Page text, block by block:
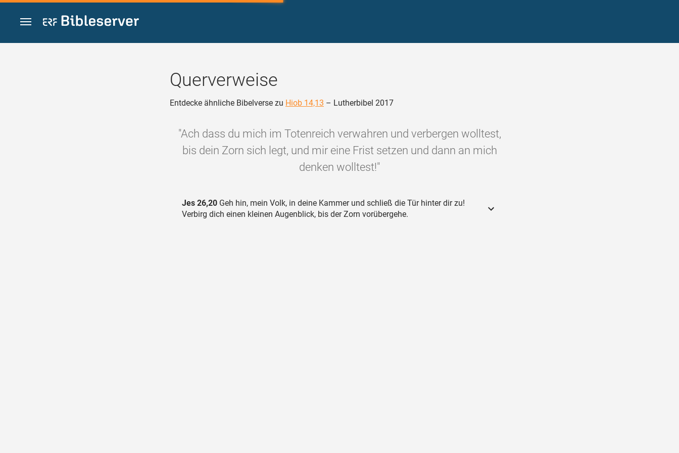
Zum Inhalt springen
Querverweise
Entdecke ähnliche Bibelverse zu Hiob 14,13 – Lutherbibel 2017
"Ach dass du mich im Totenreich verwahren und verbergen wolltest,
bis dein Zorn sich legt, und mir eine Frist setzen und dann an mich
denken wolltest!"
Jes 26,20 Geh hin, mein Volk, in deine Kammer und schließ die Tür hinter dir zu!
Verbirg dich einen kleinen Augenblick, bis der Zorn vorübergehe.